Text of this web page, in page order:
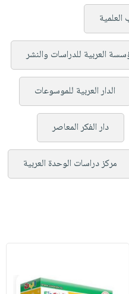
العلمية
العربية للدراسات والنشر
الدار العربية للموسوعات
دار الفكر المعاصر
مركز دراسات الوحدة العربية